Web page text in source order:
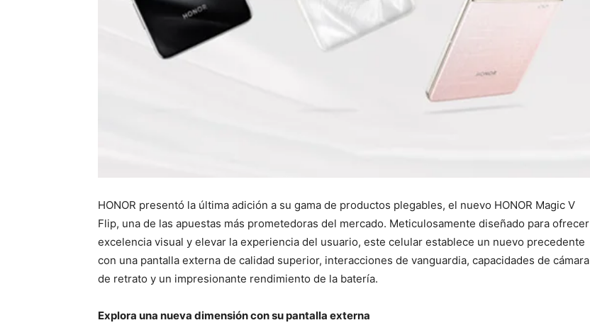
HONOR presentó la última adición a su gama de productos plegables, el nuevo HONOR Magic V
Flip, una de las apuestas más prometedoras del mercado. Meticulosamente diseñado para ofrecer
excelencia visual y elevar la experiencia del usuario, este celular establece un nuevo precedente
con una pantalla externa de calidad superior, interacciones de vanguardia, capacidades de cámara
de retrato y un impresionante rendimiento de la batería.
Explora una nueva dimensión con su pantalla externa